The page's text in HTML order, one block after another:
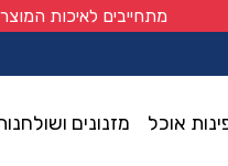
מתחייבים לאיכות
אוכל מזנונים